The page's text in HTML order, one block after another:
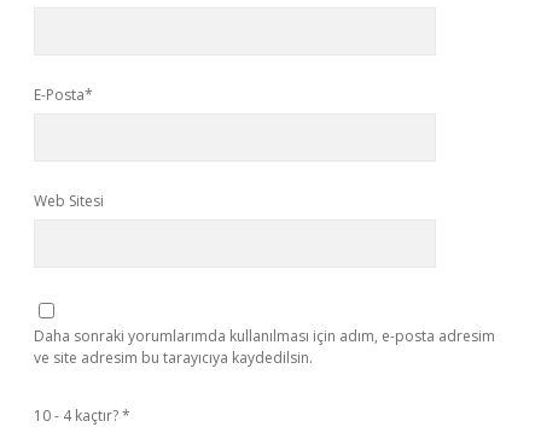
E-Posta*
Web Sitesi
Daha sonraki yorumlarımda kullanılması için adım, e-posta adresim
ve site adresim bu tarayıcıya kaydedilsin.
10 - 4 kaçtır?*